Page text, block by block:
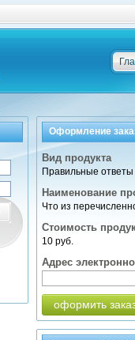
Оформление
Вид продукта
Правильные ответы
Наименование
Что из
Стоимость
10 руб.
Адрес
оформить